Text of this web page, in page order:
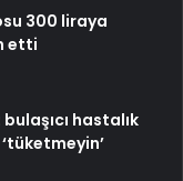
300 liraya
etti
hastalık